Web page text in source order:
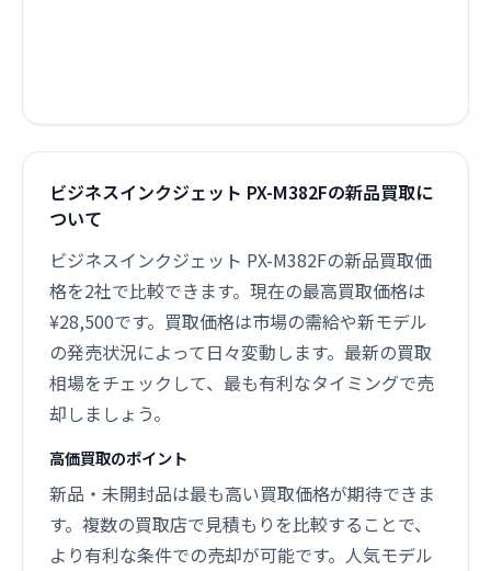
ビジネスインクジェット PX-M382Fの新品買取に
ついて
ビジネスインクジェット PX-M382Fの新品買取価
格を2社で比較できます。現在の最高買取価格は
¥28,500です。買取価格は市場の需給や新モデル
の発売状況によって日々変動します。最新の買取
相場をチェックして、最も有利なタイミングで売
却しましょう。
高価買取のポイント
新品・未開封品は最も高い買取価格が期待できま
す。複数の買取店で見積もりを比較することで、
より有利な条件での売却が可能です。人気モデル